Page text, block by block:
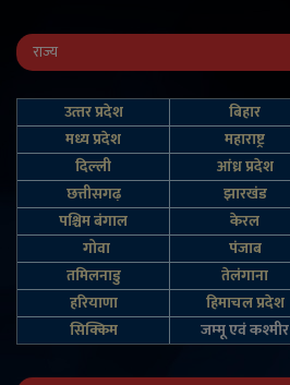
राज्य
उत्‍तर प्रदेश बिहार
मध्य प्रदेश
महाराष्ट्र
दिल्‍ली
आंध्र प्रदेश
छत्तीसगढ़
झारखंड
पश्चिम बंगाल
केरल
गोवा
पंजाब
तमिलनाडु
तेलंगाना
हरियाणा
हिमाचल प्रदेश
सिक्किम
जम्‍मू एवं कश्‍मीर